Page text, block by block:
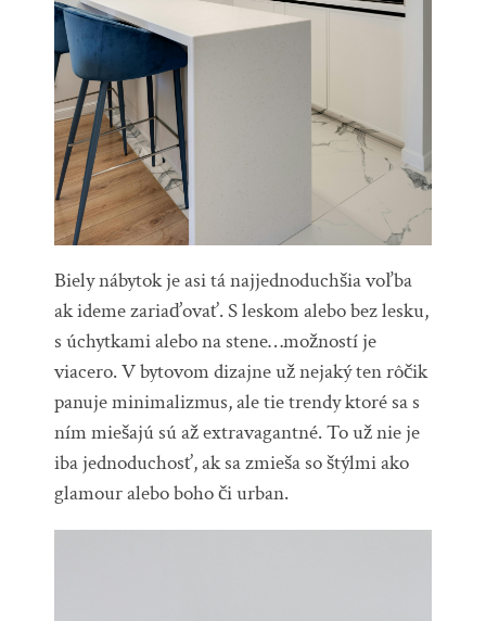
Biely nábytok je asi tá najjednoduchšia voľba
ak ideme zariaďovať. S leskom alebo bez lesku,
s úchytkami alebo na stene…možností je
viacero. V bytovom dizajne už nejaký ten rôčik
panuje minimalizmus, ale tie trendy ktoré sa s
ním miešajú sú až extravagantné. To už nie je
iba jednoduchosť, ak sa zmieša so štýlmi ako
glamour alebo boho či urban.